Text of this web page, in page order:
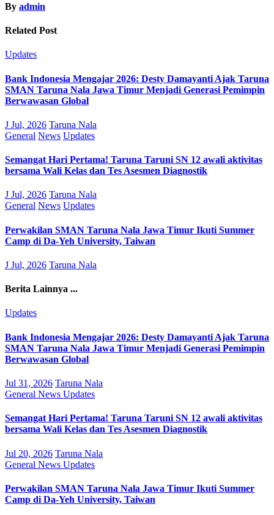
By admin
Related Post
Updates
Bank Indonesia Mengajar 2026: Desty Damayanti Ajak Taruna
SMAN Taruna Nala Jawa Timur Menjadi Generasi Pemimpin
Berwawasan Global
J Jul, 2026 Taruna Nala
General News Updates
Semangat Hari Pertama! Taruna Taruni SN 12 awali aktivitas
bersama Wali Kelas dan Tes Asesmen Diagnostik
J Jul, 2026 Taruna Nala
General News Updates
Perwakilan SMAN Taruna Nala Jawa Timur Ikuti Summer
Camp di Da-Yeh University, Taiwan
J Jul, 2026 Taruna Nala
Berita Lainnya ...
Updates
Bank Indonesia Mengajar 2026: Desty Damayanti Ajak Taruna
SMAN Taruna Nala Jawa Timur Menjadi Generasi Pemimpin
Berwawasan Global
Jul 31, 2026 Taruna Nala
General News Updates
Semangat Hari Pertama! Taruna Taruni SN 12 awali aktivitas
bersama Wali Kelas dan Tes Asesmen Diagnostik
Jul 20, 2026 Taruna Nala
General News Updates
Perwakilan SMAN Taruna Nala Jawa Timur Ikuti Summer
Camp di Da-Yeh University, Taiwan